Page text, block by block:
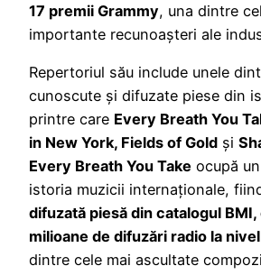
17 premii Grammy, una dintre
importante recunoașteri ale
Repertoriul său include unele
cunoscute și difuzate piese din
printre care Every Breath You
in New York, Fields of Gold și
Every Breath You Take ocupă
istoria muzicii internaționale,
difuzată piesă din catalogul
milioane de difuzări radio la
dintre cele mai ascultate